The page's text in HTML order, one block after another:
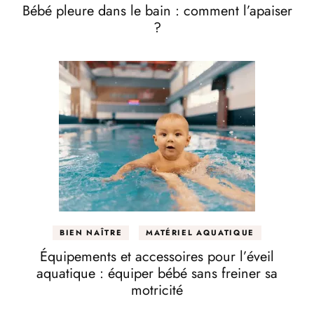
Bébé pleure dans le bain : comment l’apaiser
?
BIEN NAÎTRE MATÉRIEL AQUATIQUE
Équipements et accessoires pour l’éveil
aquatique : équiper bébé sans freiner sa
motricité